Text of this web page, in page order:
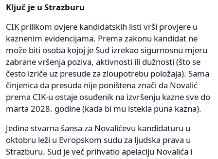
Ključ je u Strazburu
CIK prilikom ovjere kandidatskih listi vrši provjere u
kaznenim evidencijama. Prema zakonu kandidat ne
može biti osoba kojoj je Sud izrekao sigurnosnu mjeru
zabrane vršenja poziva, aktivnosti ili dužnosti (što se
često izriče uz presude za zloupotrebu položaja). Sama
činjenica da presuda nije poništena znači da Novalić
prema CIK-u ostaje osuđenik na izvršenju kazne sve do
marta 2028. godine (kada bi mu istekla puna kazna).
Jedina stvarna šansa za Novalićevu kandidaturu u
oktobru leži u Evropskom sudu za ljudska prava u
Strazburu. Sud je već prihvatio apelaciju Novalića i